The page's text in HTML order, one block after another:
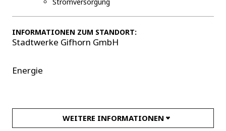
INFORMATIONEN ZUM STANDORT:
Stadtwerke Gifhorn GmbH
Energie
GeschäftszeitenWEITERE INFORMATIONEN